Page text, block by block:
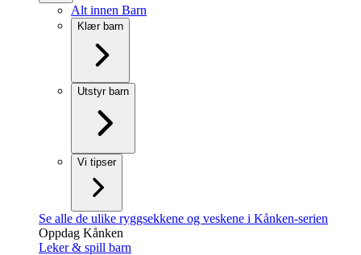
Alt innen Barn
Klær barn
Utstyr barn
Vi tipser
Se alle de ulike ryggsekkene og veskene i Kånken-serien
Oppdag Kånken
Leker & spill barn